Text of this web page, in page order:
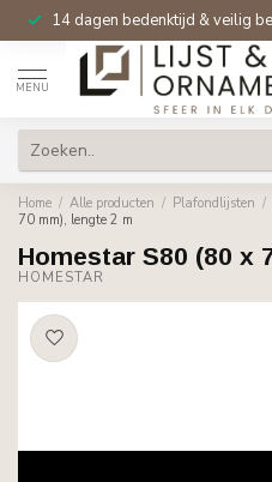
14 dagen bedenktijd & veilig
MENU
Home / Alle producten / Plafondlijsten /
70 mm), lengte 2 m
Homestar S80 (80 x
HOMESTAR